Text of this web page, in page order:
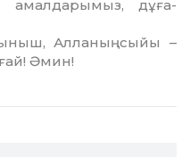
амалдарымыз, дұға-
Алланың сыйы –
Әмин!